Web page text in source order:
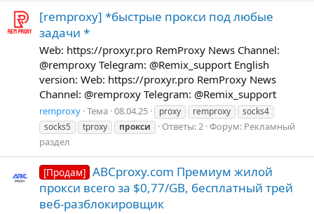
[remproxy] *быстрые прокси под любые
задачи *
Web: https://proxyr.pro RemProxy News Channel:
@remproxy Telegram: @Remix_support English
version: Web: https://proxyr.pro RemProxy News
Channel: @remproxy Telegram: @Remix_support
remproxy Тема 08.04.25 proxy remproxy
socks4
socks5
tproxy прокси Ответы: 2 Форум: Рекламный
раздел
[Продам] ABCproxy.com Премиум жилой
прокси всего за $0,77/GB, бесплатный трей
веб-разблокировщик